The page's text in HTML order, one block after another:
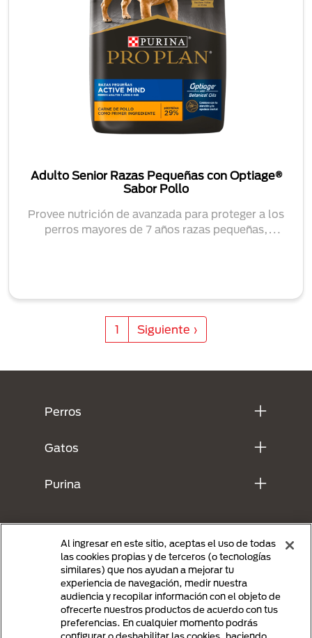
Adulto Senior Razas Pequeñas con Optiage®
Sabor Pollo
Provee nutrición de avanzada para proteger a los
perros mayores de 7 años razas pequeñas,
1 Siguiente página
Siguiente ›
Perros
Gatos
Purina
Menu Footer Secundario Purina
Al ingresar en este sitio, aceptas el uso de todas
las cookies propias y de terceros (o tecnologías
similares) que nos ayudan a mejorar tu
experiencia de navegación, medir nuestra
audiencia y recopilar información con el objeto de
ofrecerte nuestros productos de acuerdo con tus
preferencias. En cualquier momento podrás